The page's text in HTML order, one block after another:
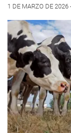
1 DE MARZO DE 2026